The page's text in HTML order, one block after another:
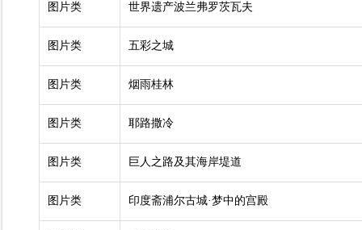
图片类 世界遗产波兰弗罗茨瓦夫
图片类 五彩之城
图片类 烟雨桂林
图片类 耶路撒冷
图片类 巨人之路及其海岸堤道
图片类 印度斋浦尔古城·梦中的宫殿